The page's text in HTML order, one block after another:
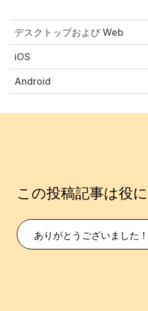
デスクトップおよび Web
iOS
Android
この投稿記事は役
ありがとうございました！